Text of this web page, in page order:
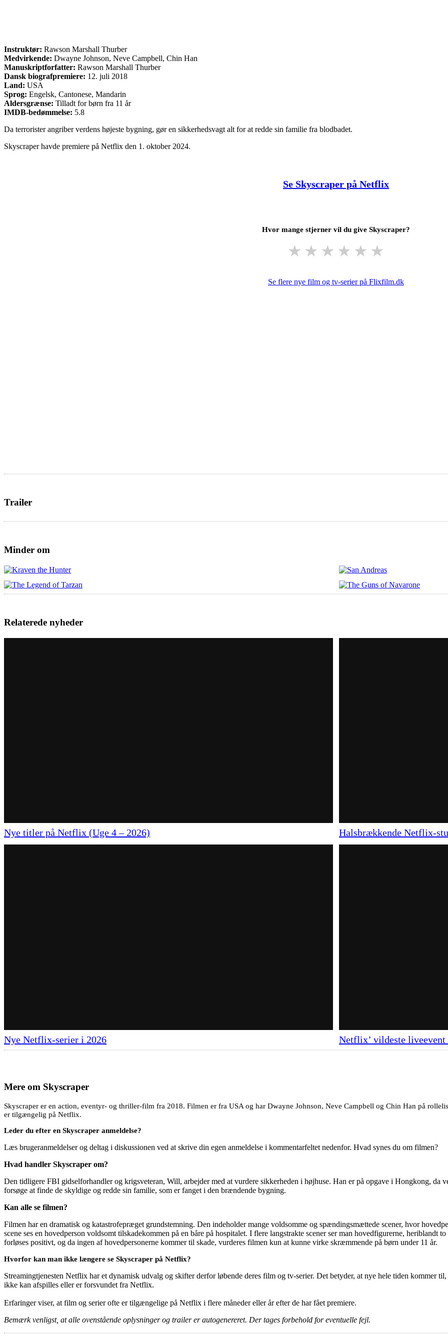
Instruktør: Rawson Marshall Thurber
Medvirkende: Dwayne Johnson, Neve Campbell, Chin Han
Manuskriptforfatter: Rawson Marshall Thurber
Dansk biografpremiere: 12. juli 2018
Land: USA
Sprog: Engelsk, Cantonese, Mandarin
Aldersgrænse: Tilladt for børn fra 11 år
IMDB-bedømmelse: 5.8
Da terrorister angriber verdens højeste bygning, gør en sikkerhedsvagt alt for at redde sin familie fra blodbadet.
Skyscraper havde premiere på Netflix den 1. oktober 2024.
Se Skyscraper på Netflix
Hvor mange stjerner vil du give Skyscraper?
★ ★ ★ ★ ★ ★
Se flere nye film og tv-serier på Flixfilm.dk
Trailer
Minder om
Relaterede nyheder
Nye titler på Netflix (Uge 4 – 2026) Halsbrækkende Netflix-
Nye Netflix-serier i 2026 Netflix’ vildeste liveevent
Mere om Skyscraper
Skyscraper er en action, eventyr- og thriller-film fra 2018. Filmen er fra USA og har Dwayne Johnson, Neve Campbell og Chin Han på
er tilgængelig på Netflix.
Leder du efter en Skyscraper anmeldelse?
Læs brugeranmeldelser og deltag i diskussionen ved at skrive din egen anmeldelse i kommentarfeltet nedenfor. Hvad synes du om filmen?
Hvad handler Skyscraper om?
Den tidligere FBI gidselforhandler og krigsveteran, Will, arbejder med at vurdere sikkerheden i højhuse. Han er på opgave i Hongkong, da
forsøge at finde de skyldige og redde sin familie, som er fanget i den brændende bygning.
Kan alle se filmen?
Filmen har en dramatisk og katastrofepræget grundstemning. Den indeholder mange voldsomme og spændingsmættede scener, hvor
scene ses en hovedperson voldsomt tilskadekommen på en båre på hospitalet. I flere langstrakte scener ser man hovedfigurerne,
forløses positivt, og da ingen af hovedpersonerne kommer til skade, vurderes filmen kun at kunne virke skræmmende på børn under 11 år.
Hvorfor kan man ikke længere se Skyscraper på Netflix?
Streamingtjenesten Netflix har et dynamisk udvalg og skifter derfor løbende deres film og tv-serier. Det betyder, at nye hele tiden kommer
ikke kan afspilles eller er forsvundet fra Netflix.
Erfaringer viser, at film og serier ofte er tilgængelige på Netflix i flere måneder eller år efter de har fået premiere.
Bemærk venligst, at alle ovenstående oplysninger og trailer er autogenereret. Der tages forbehold for eventuelle fejl.